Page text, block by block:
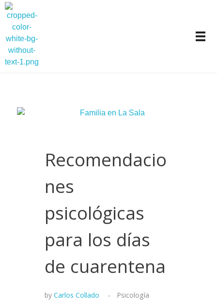
Recomendacio
nes
psicológicas
para los días
de cuarentena
by Carlos Collado Psicología